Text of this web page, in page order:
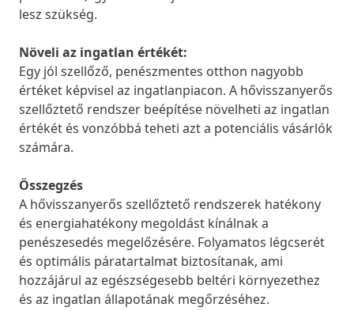
lesz szükség.
Növeli az ingatlan értékét:
Egy jól szellőző, penészmentes otthon nagyobb
értéket képvisel az ingatlanpiacon. A hővisszanyerős
szellőztető rendszer beépítése növelheti az ingatlan
értékét és vonzóbbá teheti azt a potenciális vásárlók
számára.
Összegzés
A hővisszanyerős szellőztető rendszerek hatékony
és energiahatékony megoldást kínálnak a
penészesedés megelőzésére. Folyamatos légcserét
és optimális páratartalmat biztosítanak, ami
hozzájárul az egészségesebb beltéri környezethez
és az ingatlan állapotának megőrzéséhez.